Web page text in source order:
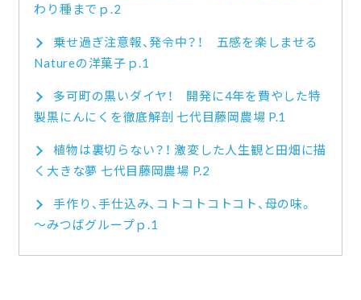
わり種までｐ.2
乗せ過ぎ注意報、発令中？！ 五感を楽しませる
Natureの洋菓子ｐ.1
多可町の黒いダイヤ！ 開発に4年を費やした特
製黒にんにくを徹底解剖 七代目藤岡農場 P.1
植物は裏切らない？！ 激変した人生観と田畑に描
く大きな夢 七代目藤岡農場 P.2
手作り、手仕込み、コトコトコトコト、母の味。
～みつばグループｐ.1